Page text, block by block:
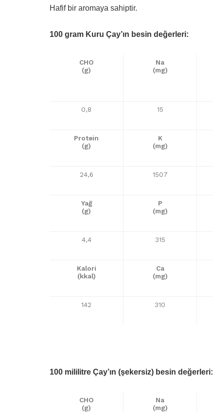
Hafif bir aromaya sahiptir.
100 gram Kuru Çay’ın besin değerleri:
CHO
(g)
Na
(mg)
0,8 15
Protein
(g)
K
(mg)
24,6 1507
Yağ
(g)
P
(mg)
4,4 315
Kalori
(kkal)
Ca
(mg)
142 310
100 mililitre Çay’ın (şekersiz) besin değerleri:
CHO
(g)
Na
(mg)